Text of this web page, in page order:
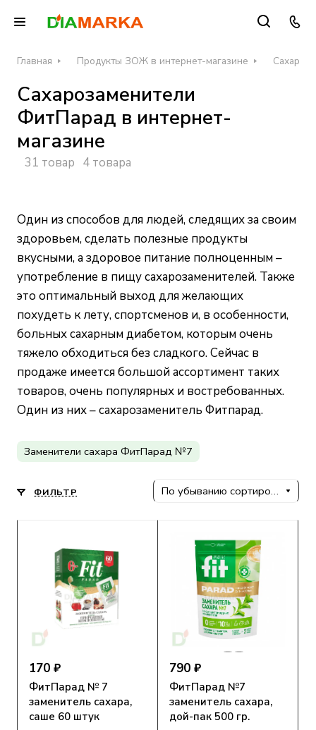
Главная Продукты ЗОЖ в интернет-магазине
Сахарозаменители
ФитПарад в интернет-
магазине
31 товар 4 товара
Один из способов для людей, следящих за своим
здоровьем, сделать полезные продукты
вкусными, а здоровое питание полноценным –
употребление в пищу сахарозаменителей. Также
это оптимальный выход для желающих
похудеть к лету, спортсменов и, в особенности,
больных сахарным диабетом, которым очень
тяжело обходиться без сладкого. Сейчас в
продаже имеется большой ассортимент таких
товаров, очень популярных и востребованных.
Один из них – сахарозаменитель Фитпарад.
Заменители сахара ФитПарад №7
ФИЛЬТР По убыванию сортировки
170 ₽
ФитПарад № 7
заменитель сахара,
саше 60 штук
790 ₽
ФитПарад №7
заменитель сахара,
дой-пак 500 гр.